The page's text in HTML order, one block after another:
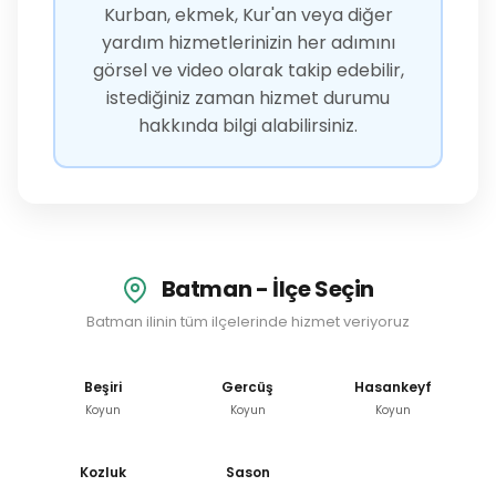
Kurban, ekmek, Kur'an veya diğer
yardım hizmetlerinizin her adımını
görsel ve video olarak takip edebilir,
istediğiniz zaman hizmet durumu
hakkında bilgi alabilirsiniz.
Batman - İlçe Seçin
Batman ilinin tüm ilçelerinde hizmet veriyoruz
Beşiri
Koyun
Gercüş
Koyun
Hasankeyf
Koyun
Kozluk Sason